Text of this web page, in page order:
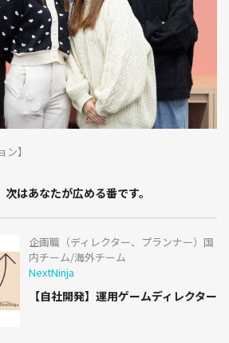
】
はあなたが広める番です。
企画職（ディレクター、プランナー）国
内チーム/海外チーム
NextNinja
【自社開発】運用ゲームディレクター